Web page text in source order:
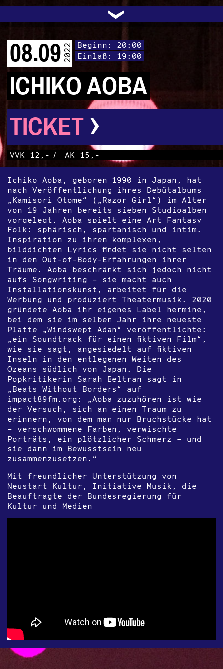
PROGRAMM
ARCHIV
AUDIO|VIDEO
LICHTBLICKE
TRANSIT
OFFENE TÜR
FACEBOOK
INSTAGRAM
KONTAKT
TRAFO
UNTERSTÜTZEN
POLITIK
›
ICHIKO AOBA
TICKET ›
VVK 12,- / AK 15,-
Beginn: 20:00
Einlaß: 19:00
08.092022
Ichiko Aoba, geboren 1990 in Japan, hat
nach Veröffentlichung ihres Debütalbums
„Kamisori Otome“ („Razor Girl“) im Alter
von 19 Jahren bereits sieben Studioalben
vorgelegt. Aoba spielt eine Art Fantasy
Folk: sphärisch, spartanisch und intim.
Inspiration zu ihren komplexen,
bilddichten Lyrics findet sie nicht selten
in den Out-of-Body-Erfahrungen ihrer
Träume. Aoba beschränkt sich jedoch nicht
aufs Songwriting – sie macht auch
Installationskunst, arbeitet für die
Werbung und produziert Theatermusik. 2020
gründete Aoba ihr eigenes Label hermine,
bei dem sie im selben Jahr ihre neueste
Platte „Windswept Adan“ veröffentlichte:
„ein Soundtrack für einen fiktiven Film“,
wie sie sagt, angesiedelt auf fiktiven
Inseln in den entlegenen Weiten des
Ozeans südlich von Japan. Die
Popkritikerin Sarah Beltran sagt in
„Beats Without Borders“ auf
impact89fm.org: „Aoba zuzuhören ist wie
der Versuch, sich an einen Traum zu
erinnern, von dem man nur Bruchstücke hat
– verschwommene Farben, verwischte
Porträts, ein plötzlicher Schmerz – und
sie dann im Bewusstsein neu
zusammenzusetzen.“
Mit freundlicher Unterstützung von
Neustart Kultur, Initiative Musik, die
Beauftragte der Bundesregierung für
Kultur und Medien